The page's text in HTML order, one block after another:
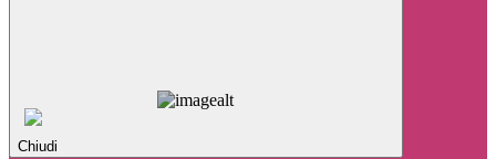
Chiudi